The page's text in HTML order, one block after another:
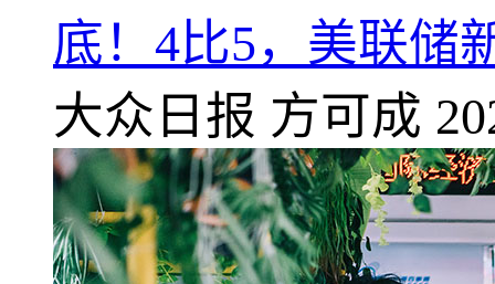
底！4比5，美联储
大众日报 方可成